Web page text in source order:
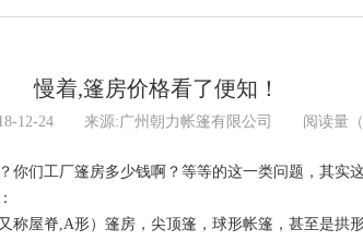
慢着,篷房价格看了便知！
12-24 来源:广州朝力帐篷有限公司 阅读量（
你们工厂篷房多少钱啊？等等的这一类问题，其实
称屋脊,A形）篷房，尖顶篷，球形帐篷，甚至是拱